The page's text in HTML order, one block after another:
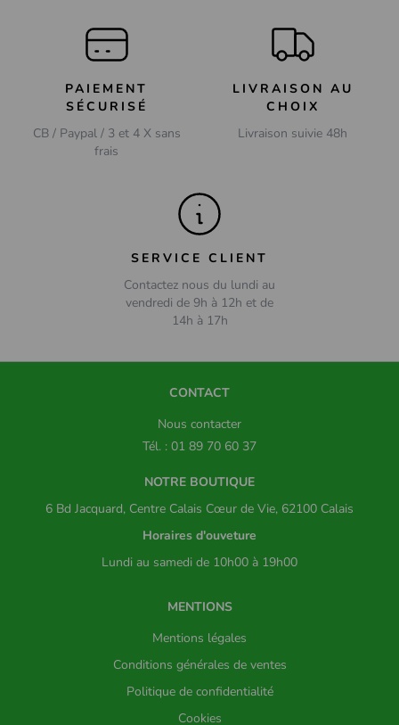
PAIEMENT
SÉCURISÉ
CB / Paypal / 3 et 4 X sans
frais
LIVRAISON AU
CHOIX
Livraison suivie 48h
SERVICE CLIENT
Contactez nous du lundi au
vendredi de 9h à 12h et de
14h à 17h
CONTACT
Nous contacter
Tél. : 01 89 70 60 37
NOTRE BOUTIQUE
6 Bd Jacquard, Centre Calais Cœur de Vie, 62100 Calais
Horaires d'ouveture
Lundi au samedi de 10h00 à 19h00
MENTIONS
Mentions légales
Conditions générales de ventes
Politique de confidentialité
Cookies